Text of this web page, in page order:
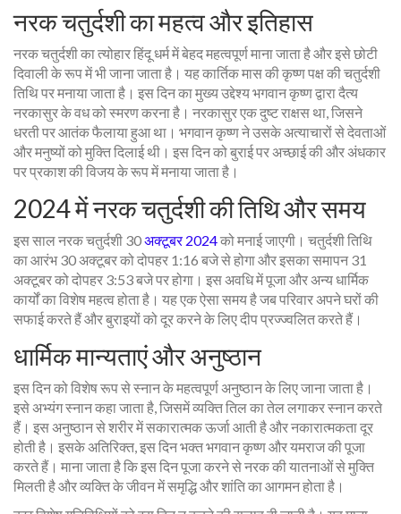
नरक चतुर्दशी का महत्व और इतिहास
नरक चतुर्दशी का त्योहार हिंदू धर्म में बेहद महत्वपूर्ण माना जाता है और इसे छोटी
दिवाली के रूप में भी जाना जाता है। यह कार्तिक मास की कृष्ण पक्ष की चतुर्दशी
तिथि पर मनाया जाता है। इस दिन का मुख्य उद्देश्य भगवान कृष्ण द्वारा दैत्य
नरकासुर के वध को स्मरण करना है। नरकासुर एक दुष्ट राक्षस था, जिसने
धरती पर आतंक फैलाया हुआ था। भगवान कृष्ण ने उसके अत्याचारों से देवताओं
और मनुष्यों को मुक्ति दिलाई थी। इस दिन को बुराई पर अच्छाई की और अंधकार
पर प्रकाश की विजय के रूप में मनाया जाता है।
2024 में नरक चतुर्दशी की तिथि और समय
इस साल नरक चतुर्दशी 30अक्टूबर 2024को मनाई जाएगी। चतुर्दशी तिथि
का आरंभ 30 अक्टूबर को दोपहर 1:16 बजे से होगा और इसका समापन 31
अक्टूबर को दोपहर 3:53 बजे पर होगा। इस अवधि में पूजा और अन्य धार्मिक
कार्यों का विशेष महत्व होता है। यह एक ऐसा समय है जब परिवार अपने घरों की
सफाई करते हैं और बुराइयों को दूर करने के लिए दीप प्रज्ज्वलित करते हैं।
धार्मिक मान्यताएं और अनुष्ठान
इस दिन को विशेष रूप से स्नान के महत्वपूर्ण अनुष्ठान के लिए जाना जाता है।
इसे अभ्यंग स्नान कहा जाता है, जिसमें व्यक्ति तिल का तेल लगाकर स्नान करते
हैं। इस अनुष्ठान से शरीर में सकारात्मक ऊर्जा आती है और नकारात्मकता दूर
होती है। इसके अतिरिक्त, इस दिन भक्त भगवान कृष्ण और यमराज की पूजा
करते हैं। माना जाता है कि इस दिन पूजा करने से नरक की यातनाओं से मुक्ति
मिलती है और व्यक्ति के जीवन में समृद्धि और शांति का आगमन होता है।